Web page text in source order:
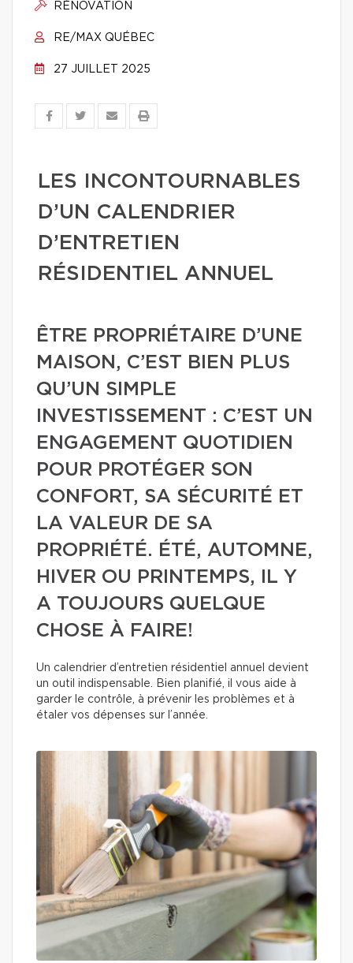
RÉNOVATION
RE/MAX QUÉBEC
27 JUILLET 2025
LES INCONTOURNABLES
D’UN CALENDRIER
D’ENTRETIEN
RÉSIDENTIEL ANNUEL
ÊTRE PROPRIÉTAIRE D’UNE
MAISON, C’EST BIEN PLUS
QU’UN SIMPLE
INVESTISSEMENT : C’EST UN
ENGAGEMENT QUOTIDIEN
POUR PROTÉGER SON
CONFORT, SA SÉCURITÉ ET
LA VALEUR DE SA
PROPRIÉTÉ. ÉTÉ, AUTOMNE,
HIVER OU PRINTEMPS, IL Y
A TOUJOURS QUELQUE
CHOSE À FAIRE!
Un calendrier d’entretien résidentiel annuel devient
un outil indispensable. Bien planifié, il vous aide à
garder le contrôle, à prévenir les problèmes et à
étaler vos dépenses sur l’année.